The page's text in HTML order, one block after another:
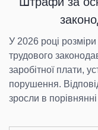
У 2026 році
трудового
заробітної плати,
порушення.
зросли в порівнянні